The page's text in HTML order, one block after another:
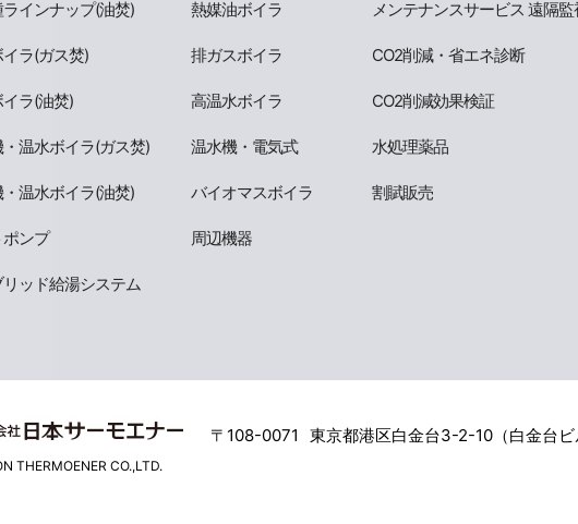
インナップ(油焚) 熱媒油ボイラ
ラ(ガス焚) 排ガスボイラ
ラ(油焚) 高温水ボイラ
温水ボイラ(ガス焚) 温水機・電気式
温水ボイラ(油焚) バイオマスボイラ
ポンプ 周辺機器
ッド給湯システム
メンテナンスサービス 遠隔
CO2削減・省エネ診断
CO2削減効果検証
水処理薬品
割賦販売
〒108-0071 東京都港区白金台3-2-10（白金台ビ
THERMOENER CO.,LTD.